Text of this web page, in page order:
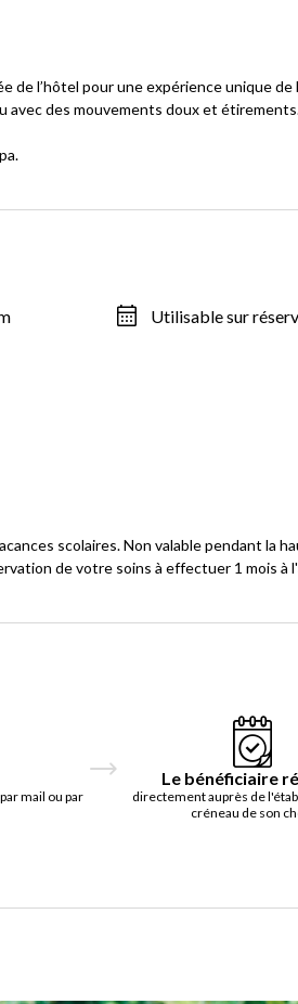
de l’hôtel pour une expérience unique de
avec des mouvements doux et
Utilisable sur
scolaires. Non valable pendant la
de votre soins à effectuer 1 mois à
mail ou par
Le bénéficiaire
directement auprès de
créneau de son